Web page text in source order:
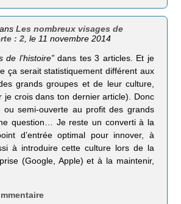
Les nombreux visages de
: 2 , le 11 novembre 2014
de l’histoire”dans tes 3 articles. Et je
ça serait statistiquement différent aux
grands groupes et de leur culture,
je crois dans ton dernier article). Donc
ou semi-ouverte au profit des grands
question… Je reste un converti à la
d’entrée optimal pour innover, à
à introduire cette culture lors de la
(Google, Apple) et à la maintenir,